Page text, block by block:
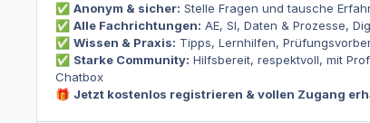
✅ Anonym & sicher: Stelle Fragen und tausche
✅ Alle Fachrichtungen: AE, SI, Daten & Prozesse,
✅ Wissen & Praxis: Tipps, Lernhilfen,
✅ Starke Community: Hilfsbereit, respektvoll, mit
Chatbox
🎁 Jetzt kostenlos registrieren & vollen Zugang